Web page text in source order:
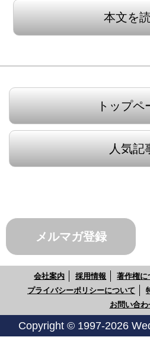
本文を
トップペ
人気記
メルマガ登録
会社案内 採用情報 著作権に
プライバシーポリシーについて
お問い合わ
Copyright © 1997-2026